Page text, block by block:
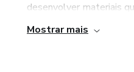
desenvolver materiais
Mostrar mais